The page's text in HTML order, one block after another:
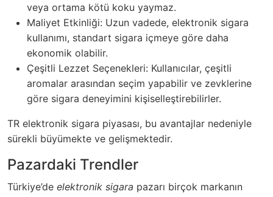
veya ortama kötü koku yaymaz.
Maliyet Etkinliği: Uzun vadede, elektronik sigara
kullanımı, standart sigara içmeye göre daha
ekonomik olabilir.
Çeşitli Lezzet Seçenekleri: Kullanıcılar, çeşitli
aromalar arasından seçim yapabilir ve zevklerine
göre sigara deneyimini kişiselleştirebilirler.
TR elektronik sigara piyasası, bu avantajlar nedeniyle
sürekli büyümekte ve gelişmektedir.
Pazardaki Trendler
Türkiye’de elektronik sigara pazarı birçok markanın